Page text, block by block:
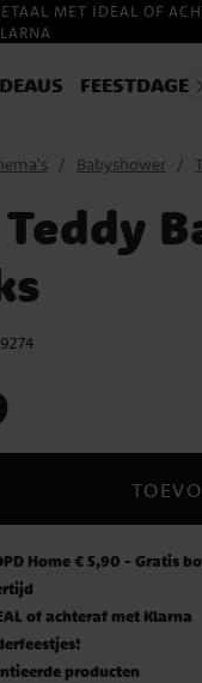
MET IDEAL OF
FEESTDAGEN
Babyshower
9274
Home € 5,90 - Gratis
of achteraf met Klarna
producten